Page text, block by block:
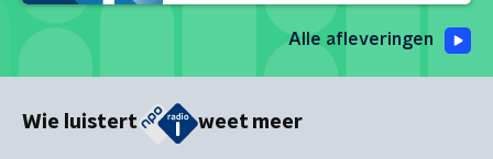
Alle afleveringen
Wie luistert weet meer